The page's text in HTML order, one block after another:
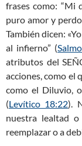
frases como: “Mi
puro amor y
También dicen:
al infierno” (
atributos del
acciones, como el
como el Diluvio,
(Levítico 18:22).
nuestra lealtad
reemplazar o a